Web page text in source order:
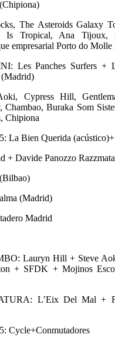
The Asteroids Galaxy
Is Tropical, Ana Tijoux,
empresarial Porto do
Les Panches Surfers +
(Madrid)
Cypress Hill,
Buraka Som
Chipiona
La Bien Querida
+ Davide Panozzo
(Madrid)
Madrid
Lauryn Hill + Steve
+ SFDK + Mojinos
L’Eix Del Mal +
Cycle+Conmutadores